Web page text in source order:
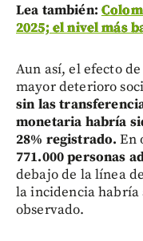
Lea también:
2025; el nivel más
Aun así, el efecto
mayor deterioro
sin las
monetaria habría
28% registrado.En
771.000 personas
debajo de la línea
la incidencia habría
observado.